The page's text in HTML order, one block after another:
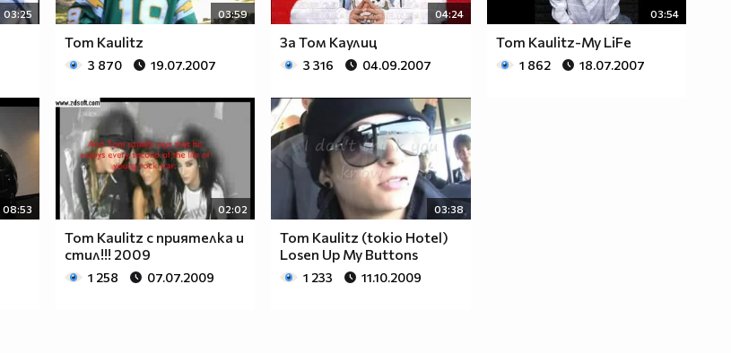
03:25 03:59
Tom Kaulitz
3 870 19.07.2007
04:24
За Том Каулиц
3 316 04.09.2007
03:54
Tom Kaulitz-My LiFe
1 862 18.07.2007
08:53 02:02
Tom Kaulitz с приятелка и
стил!!! 2009
1 258 07.07.2009
03:38
Tom Kaulitz (tokio Hotel)
Losen Up My Buttons
1 233 11.10.2009